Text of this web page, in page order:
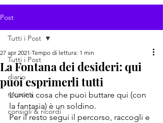
Post
Tutti i Post
diario
racconti
consigli & ricordi
Tutti i Post
La Fontana dei desideri: qui
puoi esprimerli tutti
27 apr 2021 Tempo di lettura: 1 min
L’unica cosa che puoi buttare qui (con
la fantasia) è un soldino.
Per il resto segui il percorso, raccogli e